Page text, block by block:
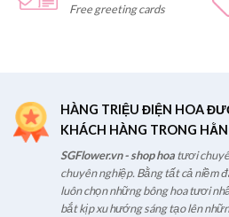
Free greeting cards
HÀNG TRIỆU ĐIỆN HOA
KHÁCH HÀNG TRONG
SGFlower.vn - shop hoatươi
chuyên nghiệp. Bằng tất cả niềm
luôn chọn những bông hoa tươi
bắt kịp xu hướng sáng tạo lên